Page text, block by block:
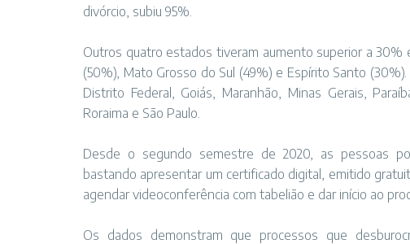
divórcio, subiu 95%.
Outros quatro estados tiveram aumento superior a 30%
(50%), Mato Grosso do Sul (49%) e Espírito Santo
Distrito Federal, Goiás, Maranhão, Minas Gerais,
Roraima e São Paulo.
Desde o segundo semestre de 2020, as pessoas
bastando apresentar um certificado digital, emitido
agendar videoconferência com tabelião e dar início ao
Os dados demonstram que processos que